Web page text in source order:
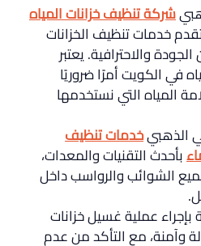
شركة تنظيف خزانات المياه
خدمات تنظيف الخزانات
والاحترافية. يعتبر
في الكويت أمرًا ضروريًا
المياه التي نستخدمها
الذهبيخدمات تنظيف
بأحدث التقنيات والمعدات،
الشوائب والرواسب داخل
عملية غسيل خزانات
وآمنة، مع التأكد من عدم